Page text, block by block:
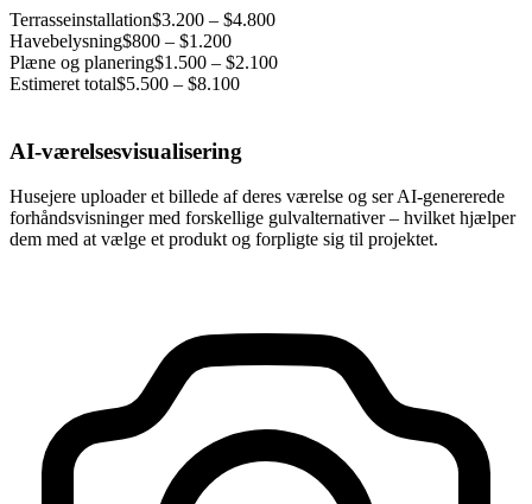
Terrasseinstallation$3.200 – $4.800
Havebelysning$800 – $1.200
Plæne og planering$1.500 – $2.100
Estimeret total$5.500 – $8.100
AI-værelsesvisualisering
Husejere uploader et billede af deres værelse og ser AI-genererede
forhåndsvisninger med forskellige gulvalternativer – hvilket hjælper
dem med at vælge et produkt og forpligte sig til projektet.